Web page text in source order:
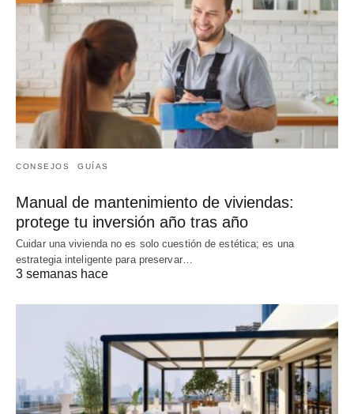
CONSEJOS GUÍAS
Manual de mantenimiento de viviendas:
protege tu inversión año tras año
Cuidar una vivienda no es solo cuestión de estética; es una
estrategia inteligente para preservar…
3 semanas hace